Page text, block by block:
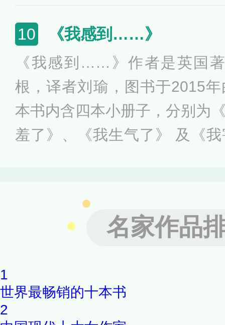
的经典作品，包括政治、经济
业书籍，如《史记》《资治
命》《鲁迅全集》等。也有符
读物，比如四大名著、金庸的
10 《我感到……》
《我感到……》作者是英国
根，译者刘瑜，图书于2015
本书内含四本小册子，分别为
羞了》、《我生气了》 及《
给家长的建议，非常适合亲子
生动活泼，贴合小孩子的心理
名家作品
1
世界最畅销的十本书
2